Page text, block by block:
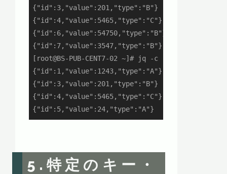
{"id":3,"value":201,"type":"B"}
{"id":4,"value":5465,"type":"C"}
{"id":6,"value":54750,"type":"B"}
{"id":7,"value":3547,"type":"B"}
[root@BS-PUB-CENT7-02 ~]# jq -c '.[] |
{"id":1,"value":1243,"type":"A"}
{"id":3,"value":201,"type":"B"}
{"id":4,"value":5465,"type":"C"}
{"id":5,"value":24,"type":"A"}
5. 特定のキー・